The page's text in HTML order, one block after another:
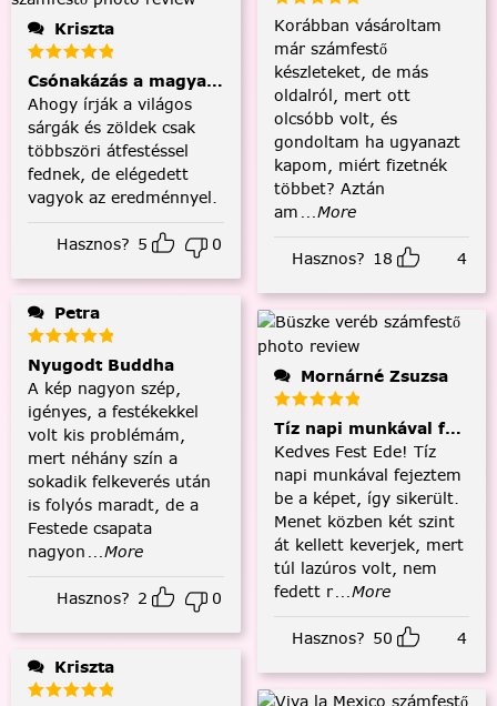
Kriszta
Csónakázás a magyar tengeren
Ahogy írják a világos
sárgák és zöldek csak
többszöri átfestéssel
fednek, de elégedett
vagyok az eredménnyel.
Hasznos? 5 0
Petra
Nyugodt Buddha
A kép nagyon szép,
igényes, a festékekkel
volt kis problémám,
mert néhány szín a
sokadik felkeverés után
is folyós maradt, de a
Festede csapata
nagyon ...More
Hasznos? 2 0
Kriszta
Korábban vásároltam
már számfestő
készleteket, de más
oldalról, mert ott
olcsóbb volt, és
gondoltam ha ugyanazt
kapom, miért fizetnék
többet? Aztán
am ...More
Hasznos? 18 4
Mornárné Zsuzsa
Tíz napi munkával
Kedves Fest Ede! Tíz
napi munkával fejeztem
be a képet, így sikerült.
Menet közben két szint
át kellett keverjek, mert
túl lazúros volt, nem
fedett r...More
Hasznos? 50 4